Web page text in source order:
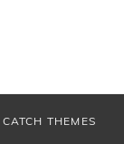
CATCH THEMES